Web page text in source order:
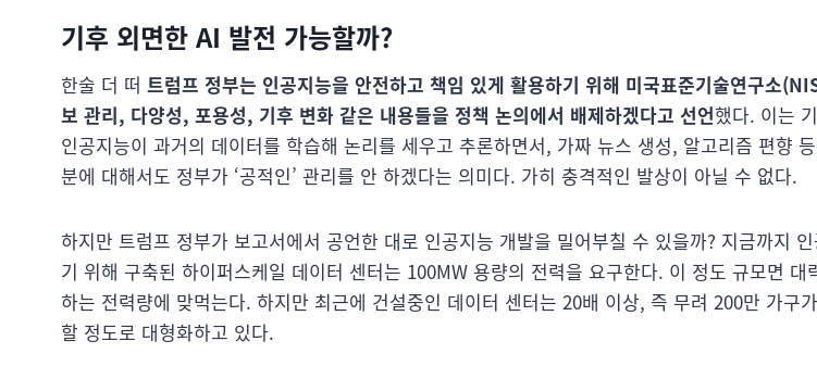
기후 외면한 AI 발전 가능할까?
한술 더 떠 트럼프 정부는 인공지능을 안전하고 책임 있게 활용하기 위해 미국표준기술연구소
보 관리, 다양성, 포용성, 기후 변화 같은 내용들을 정책 논의에서 배제하겠다고 선언했다. 이는
인공지능이 과거의 데이터를 학습해 논리를 세우고 추론하면서, 가짜 뉴스 생성, 알고리즘 편향
분에 대해서도 정부가 ‘공적인’ 관리를 안 하겠다는 의미다. 가히 충격적인 발상이 아닐 수 없다.
하지만 트럼프 정부가 보고서에서 공언한 대로 인공지능 개발을 밀어부칠 수 있을까? 지금까지
기 위해 구축된 하이퍼스케일 데이터 센터는 100MW 용량의 전력을 요구한다. 이 정도 규모면 대
하는 전력량에 맞먹는다. 하지만 최근에 건설중인 데이터 센터는 20배 이상, 즉 무려 200만 가구
할 정도로 대형화하고 있다.